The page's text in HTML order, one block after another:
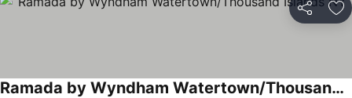
Partilhar
Ramada by Wyndham Watertown/Thousand Islands NY